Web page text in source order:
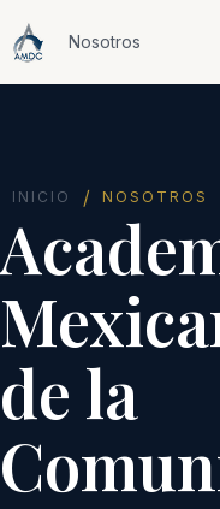
Nosotros
INICIO / NOSOTROS
de la